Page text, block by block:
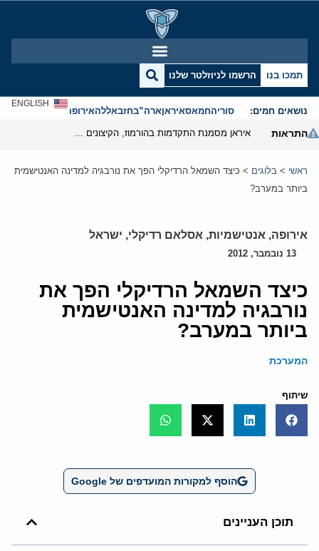
תמכו בנו הרשמו לניוזלטר שלנו
נושאים חמים: סוריהחמאסאיראןארה”בחזבאללהאירופהאנטישמיות
ENGLISH
התראות
ראשי > בלוגים > כיצד השמאל הרדיקלי הפך את נורבגיה למדינה האנטישמית
ביותר במערב?
אירופה, אנטישמיות, אסלאם רדיקלי, ישראל
13 נובמבר, 2012
כיצד השמאל הרדיקלי הפך את
נורבגיה למדינה האנטישמית
ביותר במערב?
המערכת
שיתוף
הוסף למקורות המועדפים של Google
תוכן העניינים